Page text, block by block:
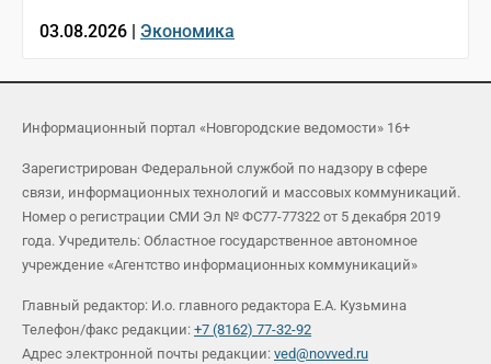
03.08.2026 | Экономика
Информационный портал «Новгородские ведомости» 16+
Зарегистрирован Федеральной службой по надзору в сфере
связи, информационных технологий и массовых коммуникаций.
Номер о регистрации СМИ Эл № ФС77-77322 от 5 декабря 2019
года. Учредитель: Областное государственное автономное
учреждение «Агентство информационных коммуникаций»
Главный редактор: И.о. главного редактора Е.А. Кузьмина
Телефон/факс редакции: +7 (8162) 77-32-92
Адрес электронной почты редакции: ved@novved.ru